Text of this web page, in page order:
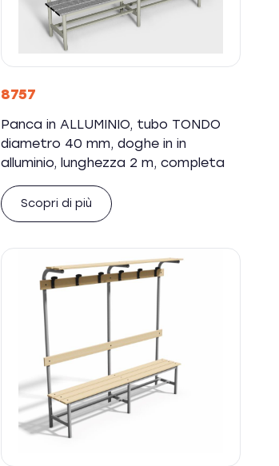
8757
Panca in ALLUMINIO, tubo TONDO
diametro 40 mm, doghe in in
alluminio, lunghezza 2 m, completa
Scopri di più